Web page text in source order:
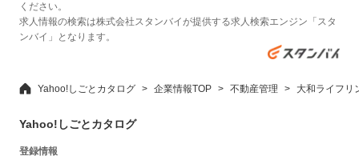
ください。
求人情報の検索は株式会社スタンバイが提供する求人検索エンジン「スタ
ンバイ」となります。
Yahoo!しごとカタログ 企業情報TOP 不動産管理 大和ライフリ
Yahoo!しごとカタログ
登録情報